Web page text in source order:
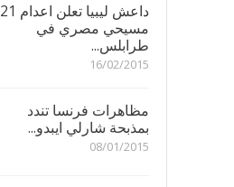
داعش ليبيا تعلن اعدام 21
مسيحي مصري في
طرابلس...
16/02/2015
مظاهرات فرنسا تندد
بمذبحة شارلي ايبدو...
08/01/2015